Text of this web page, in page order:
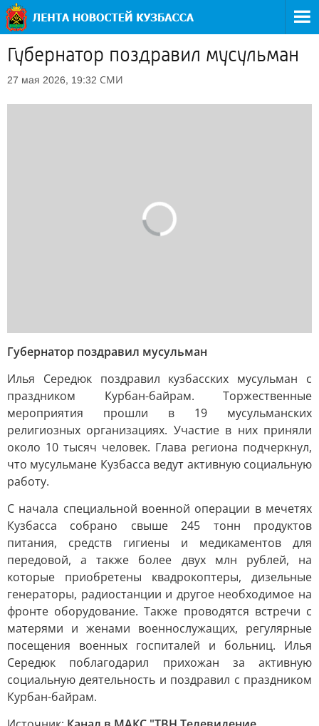
Губернатор поздравил мусульман
27 мая 2026, 19:32 СМИ
Губернатор поздравил мусульман
Илья Середюк поздравил кузбасских мусульман с
праздником Курбан-байрам. Торжественные
мероприятия прошли в 19 мусульманских
религиозных организациях. Участие в них приняли
около 10 тысяч человек. Глава региона подчеркнул,
что мусульмане Кузбасса ведут активную социальную
работу.
С начала специальной военной операции в мечетях
Кузбасса собрано свыше 245 тонн продуктов
питания, средств гигиены и медикаментов для
передовой, а также более двух млн рублей, на
которые приобретены квадрокоптеры, дизельные
генераторы, радиостанции и другое необходимое на
фронте оборудование. Также проводятся встречи с
матерями и женами военнослужащих, регулярные
посещения военных госпиталей и больниц. Илья
Середюк поблагодарил прихожан за активную
социальную деятельность и поздравил с праздником
Курбан-байрам.